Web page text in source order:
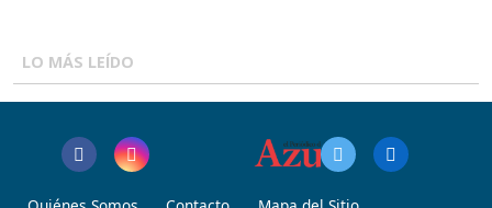
LO MÁS LEÍDO